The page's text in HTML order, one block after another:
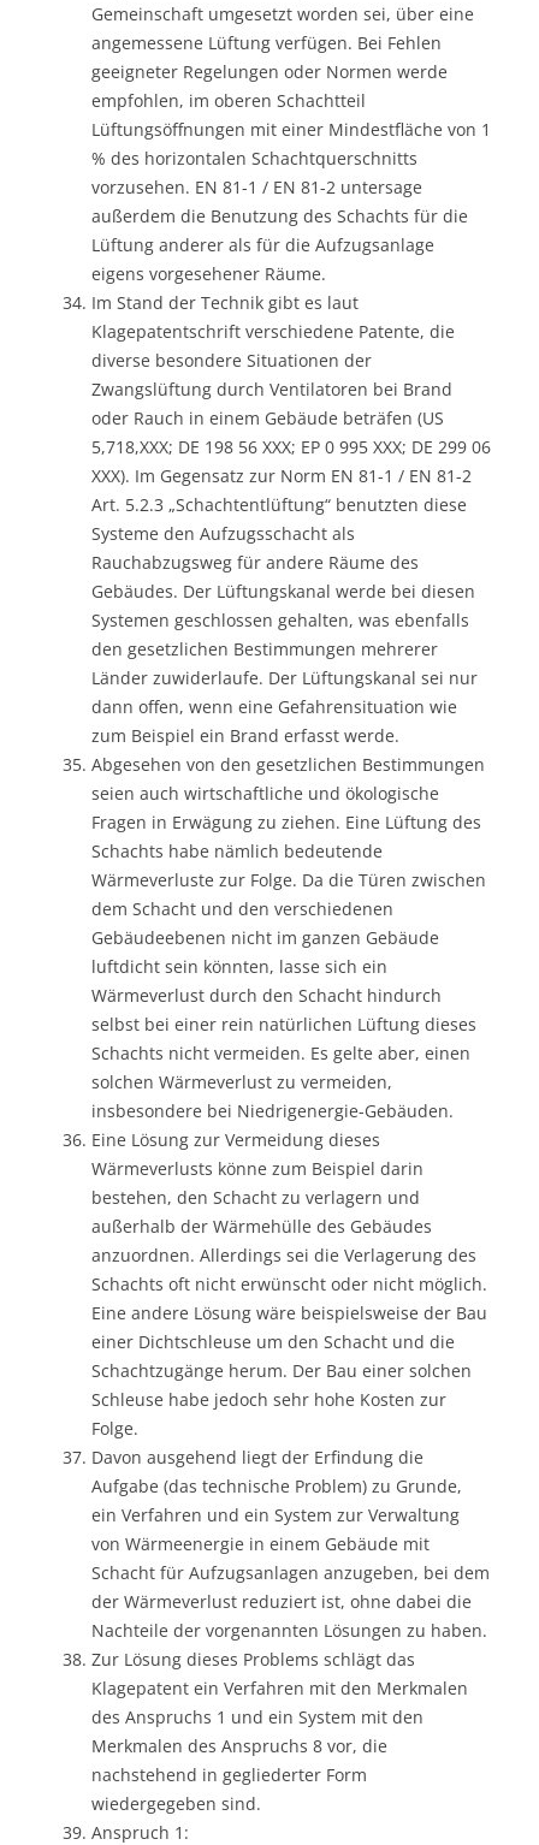
Gemeinschaft umgesetzt worden sei, über eine
angemessene Lüftung verfügen. Bei Fehlen
geeigneter Regelungen oder Normen werde
empfohlen, im oberen Schachtteil
Lüftungsöffnungen mit einer Mindestfläche von 1
% des horizontalen Schachtquerschnitts
vorzusehen. EN 81-1 / EN 81-2 untersage
außerdem die Benutzung des Schachts für die
Lüftung anderer als für die Aufzugsanlage
eigens vorgesehener Räume.
Im Stand der Technik gibt es laut
Klagepatentschrift verschiedene Patente, die
diverse besondere Situationen der
Zwangslüftung durch Ventilatoren bei Brand
oder Rauch in einem Gebäude beträfen (US
5,718,XXX; DE 198 56 XXX; EP 0 995 XXX; DE 299 06
XXX). Im Gegensatz zur Norm EN 81-1 / EN 81-2
Art. 5.2.3 „Schachtentlüftung“ benutzten diese
Systeme den Aufzugsschacht als
Rauchabzugsweg für andere Räume des
Gebäudes. Der Lüftungskanal werde bei diesen
Systemen geschlossen gehalten, was ebenfalls
den gesetzlichen Bestimmungen mehrerer
Länder zuwiderlaufe. Der Lüftungskanal sei nur
dann offen, wenn eine Gefahrensituation wie
zum Beispiel ein Brand erfasst werde.
Abgesehen von den gesetzlichen Bestimmungen
seien auch wirtschaftliche und ökologische
Fragen in Erwägung zu ziehen. Eine Lüftung des
Schachts habe nämlich bedeutende
Wärmeverluste zur Folge. Da die Türen zwischen
dem Schacht und den verschiedenen
Gebäudeebenen nicht im ganzen Gebäude
luftdicht sein könnten, lasse sich ein
Wärmeverlust durch den Schacht hindurch
selbst bei einer rein natürlichen Lüftung dieses
Schachts nicht vermeiden. Es gelte aber, einen
solchen Wärmeverlust zu vermeiden,
insbesondere bei Niedrigenergie-Gebäuden.
Eine Lösung zur Vermeidung dieses
Wärmeverlusts könne zum Beispiel darin
bestehen, den Schacht zu verlagern und
außerhalb der Wärmehülle des Gebäudes
anzuordnen. Allerdings sei die Verlagerung des
Schachts oft nicht erwünscht oder nicht möglich.
Eine andere Lösung wäre beispielsweise der Bau
einer Dichtschleuse um den Schacht und die
Schachtzugänge herum. Der Bau einer solchen
Schleuse habe jedoch sehr hohe Kosten zur
Folge.
Davon ausgehend liegt der Erfindung die
Aufgabe (das technische Problem) zu Grunde,
ein Verfahren und ein System zur Verwaltung
von Wärmeenergie in einem Gebäude mit
Schacht für Aufzugsanlagen anzugeben, bei dem
der Wärmeverlust reduziert ist, ohne dabei die
Nachteile der vorgenannten Lösungen zu haben.
Zur Lösung dieses Problems schlägt das
Klagepatent ein Verfahren mit den Merkmalen
des Anspruchs 1 und ein System mit den
Merkmalen des Anspruchs 8 vor, die
nachstehend in gegliederter Form
wiedergegeben sind.
Anspruch 1: